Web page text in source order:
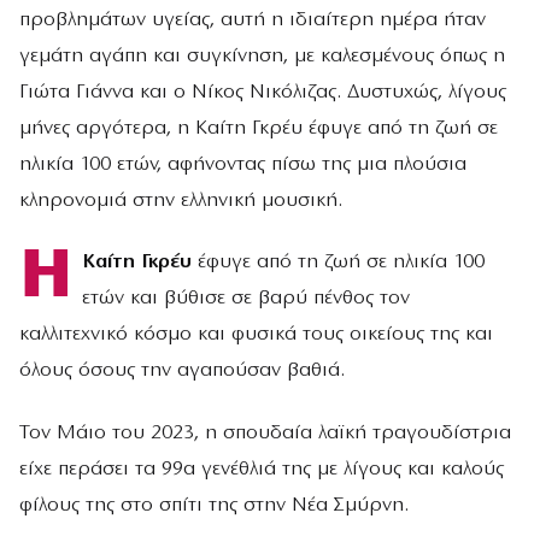
προβλημάτων υγείας, αυτή η ιδιαίτερη ημέρα ήταν
γεμάτη αγάπη και συγκίνηση, με καλεσμένους όπως η
Γιώτα Γιάννα και ο Νίκος Νικόλιζας. Δυστυχώς, λίγους
μήνες αργότερα, η Καίτη Γκρέυ έφυγε από τη ζωή σε
ηλικία 100 ετών, αφήνοντας πίσω της μια πλούσια
κληρονομιά στην ελληνική μουσική.
Η Καίτη Γκρέυ έφυγε από τη ζωή σε ηλικία 100
ετών και βύθισε σε βαρύ πένθος τον
καλλιτεχνικό κόσμο και φυσικά τους οικείους της και
όλους όσους την αγαπούσαν βαθιά.
Τον Μάιο του 2023, η σπουδαία λαϊκή τραγουδίστρια
είχε περάσει τα 99α γενέθλιά της με λίγους και καλούς
φίλους της στο σπίτι της στην Νέα Σμύρνη.